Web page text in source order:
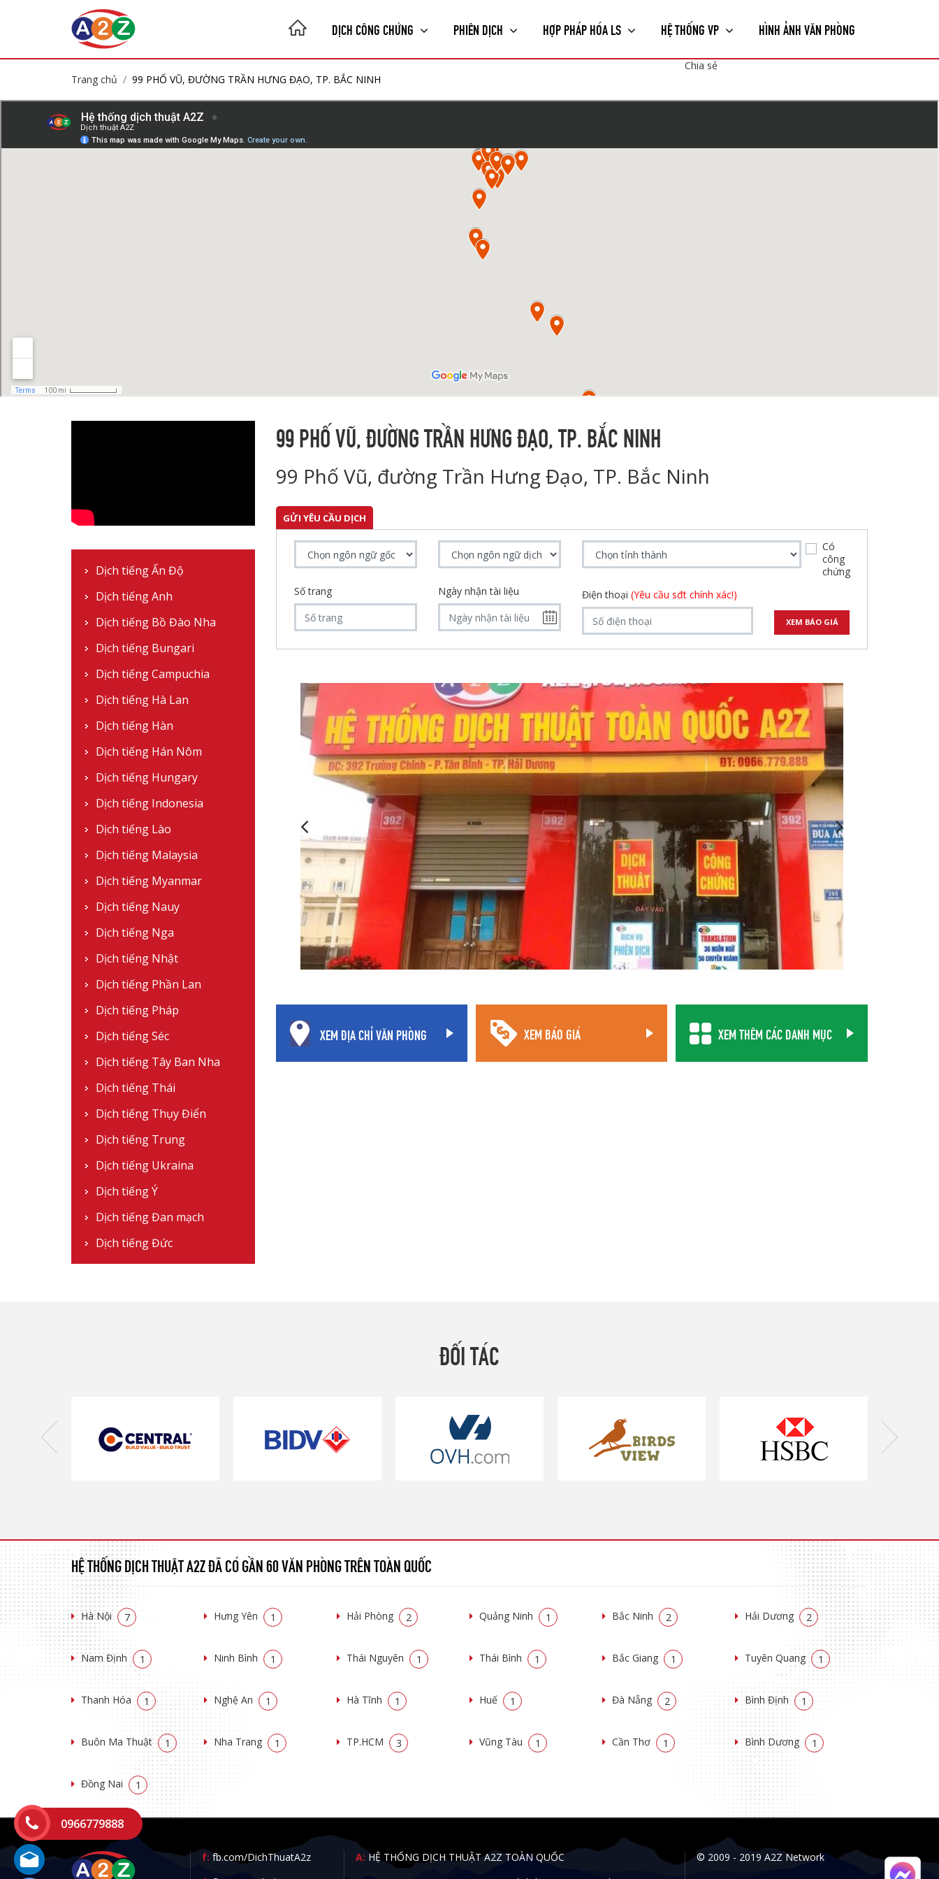
DỊCH CÔNG CHỨNG PHIÊN DỊCH HỢP PHÁP HÓA LS HỆ THỐNG VP HÌNH ẢNH VĂN PHÒNG
Trang chủ 99 PHỐ VŨ, ĐƯỜNG TRẦN HƯNG ĐẠO, TP. BẮC NINH
Chia sẻ
Dịch tiếng Ấn Độ
Dịch tiếng Anh
Dịch tiếng Bồ Đào Nha
Dịch tiếng Bungari
Dịch tiếng Campuchia
Dịch tiếng Hà Lan
Dịch tiếng Hàn
Dịch tiếng Hán Nôm
Dịch tiếng Hungary
Dịch tiếng Indonesia
Dịch tiếng Lào
Dịch tiếng Malaysia
Dịch tiếng Myanmar
Dịch tiếng Nauy
Dịch tiếng Nga
Dịch tiếng Nhật
Dịch tiếng Phần Lan
Dịch tiếng Pháp
Dịch tiếng Séc
Dịch tiếng Tây Ban Nha
Dịch tiếng Thái
Dịch tiếng Thụy Điển
Dịch tiếng Trung
Dịch tiếng Ukraina
Dịch tiếng Ý
Dịch tiếng Đan mạch
Dịch tiếng Đức
99 PHỐ VŨ, ĐƯỜNG TRẦN HƯNG ĐẠO, TP. BẮC NINH
99 Phố Vũ, đường Trần Hưng Đạo, TP. Bắc Ninh
GỬI YÊU CẦU DỊCH
Có
công
chứng
Số trang
Ngày nhận tài liệu Điện thoại(Yêu cầu sđt chính xác!)
,,,
XEM ĐỊA CHỈ VĂN PHÒNG XEM BÁO GIÁ XEM THÊM CÁC DANH MỤC
ĐỐI TÁC
HỆ THỐNG DỊCH THUẬT A2Z ĐÃ CÓ GẦN 60 VĂN PHÒNG TRÊN TOÀN QUỐC
Hà Nội 7 Hưng Yên 1 Hải Phòng 2 Quảng Ninh 1 Bắc Ninh 2 Hải Dương 2
Nam Định 1 Ninh Bình 1 Thái Nguyên 1 Thái Bình 1 Bắc Giang 1 Tuyên Quang 1
Thanh Hóa 1 Nghệ An 1 Hà Tĩnh 1 Huế 1 Đà Nẵng 2 Bình Định 1
Buôn Ma Thuật 1 Nha Trang 1 TP.HCM 3 Vũng Tàu 1 Cần Thơ 1 Bình Dương 1
Đồng Nai 1
f: fb.com/DichThuatA2z
A: HỆ THỐNG DỊCH THUẬT A2Z TOÀN QUỐC
© 2009 - 2019 A2Z Network
0966779888